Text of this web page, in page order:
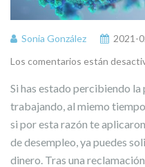
Sonia González 2021-
Los comentarios están
Si has estado percibiendo
trabajando, al miemo
si por esta razón te
de desempleo, ya puedes
dinero. Tras una